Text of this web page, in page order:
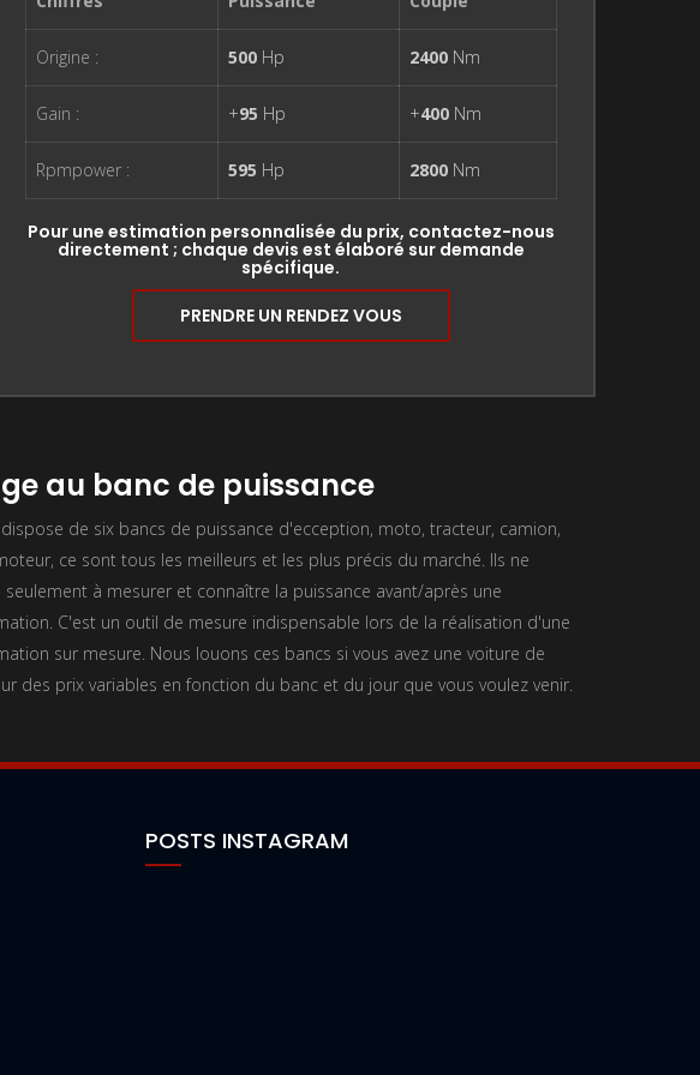
Origine : 500 Hp 2400 Nm
Gain : +95 Hp +400 Nm
Rpmpower : 595 Hp 2800 Nm
Pour une estimation personnalisée du prix, contactez-nous
directement ; chaque devis est élaboré sur demande
spécifique.
PRENDRE UN RENDEZ VOUS
au banc de puissance
de six bancs de puissance d'ecception, moto, tracteur, camion,
ce sont tous les meilleurs et les plus précis du marché. Ils ne
seulement à mesurer et connaître la puissance avant/après une
C'est un outil de mesure indispensable lors de la réalisation d'une
sur mesure. Nous louons ces bancs si vous avez une voiture de
des prix variables en fonction du banc et du jour que vous voulez venir.
POSTS INSTAGRAM